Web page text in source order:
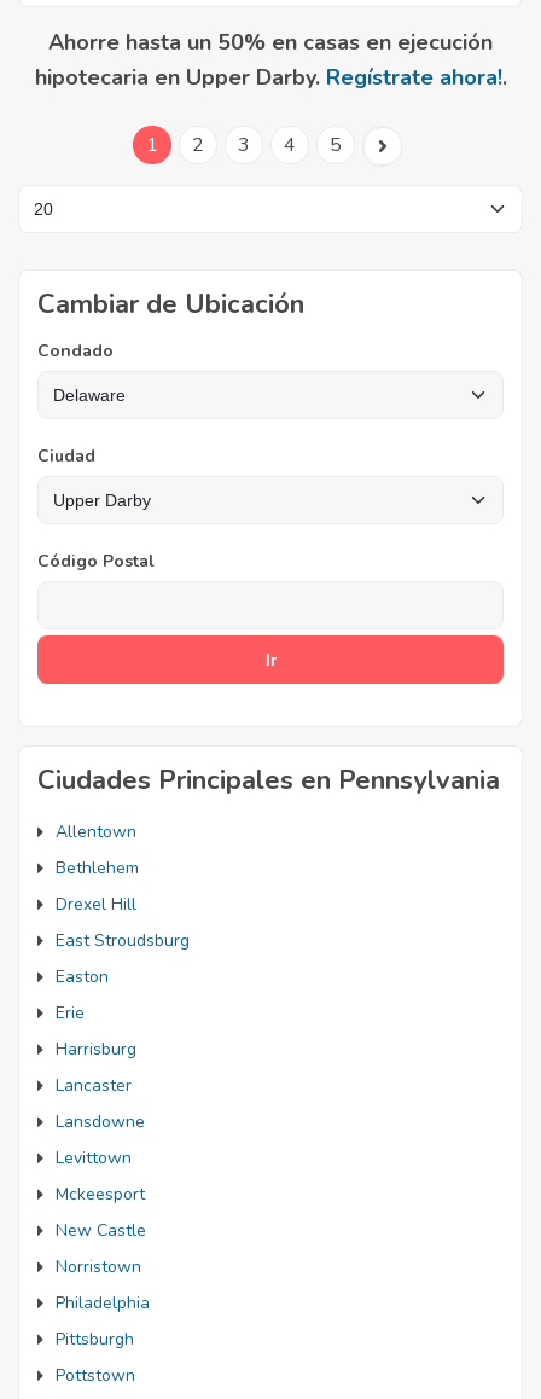
Ahorre hasta un 50% en casas en ejecución
hipotecaria en Upper Darby. Regístrate ahora!.
1 2 3 4 5
Cambiar de Ubicación
Condado
Ciudad
Código Postal
Ciudades Principales en Pennsylvania
Allentown
Bethlehem
Drexel Hill
East Stroudsburg
Easton
Erie
Harrisburg
Lancaster
Lansdowne
Levittown
Mckeesport
New Castle
Norristown
Philadelphia
Pittsburgh
Pottstown